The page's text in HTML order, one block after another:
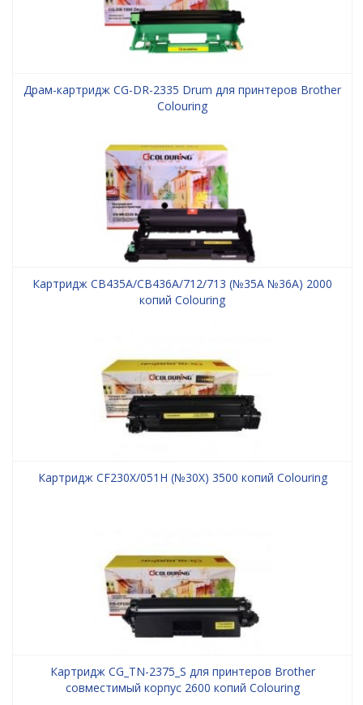
Драм-картридж CG-DR-2335 Drum для принтеров Brother
Colouring
Картридж CB435A/CB436A/712/713 (№35A №36A) 2000
копий Colouring
Картридж CF230X/051H (№30X) 3500 копий Colouring
Картридж CG_TN-2375_S для принтеров Brother
совместимый корпус 2600 копий Colouring